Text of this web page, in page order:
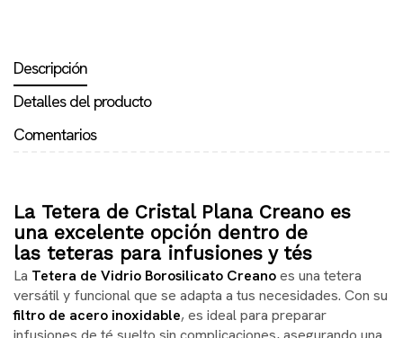
Descripción
Detalles del producto
Comentarios
La Tetera de Cristal Plana Creano es
una excelente opción dentro de
las teteras para infusiones y tés
La Tetera de Vidrio Borosilicato Creanoes una tetera
versátil y funcional que se adapta a tus necesidades. Con su
filtro de acero inoxidable, es ideal para preparar